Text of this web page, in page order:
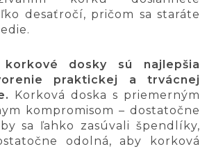
desaťročí, pričom sa staráte
dosky sú najlepšia
praktickej a trvácnej
Korková doska s priemerným
kompromisom – dostatočne
sa ľahko zasúvali špendlíky,
odolná, aby korková